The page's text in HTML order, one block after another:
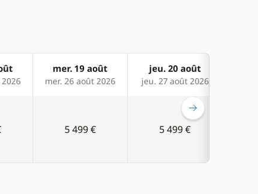
mer. 19 août
mer. 26 août 2026
jeu. 20 août
jeu. 27 août 2026
5 499 € 5 499 €